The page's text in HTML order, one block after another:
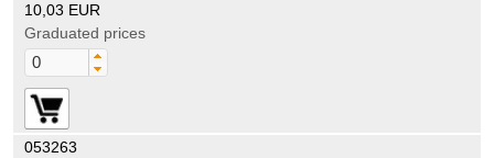
10,03 EUR
Graduated prices
053263